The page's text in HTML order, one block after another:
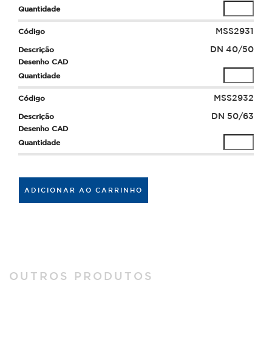
MSS2931
DN 40/50
MSS2932
DN 50/63
ADICIONAR AO CARRINHO
OUTROS PRODUTOS